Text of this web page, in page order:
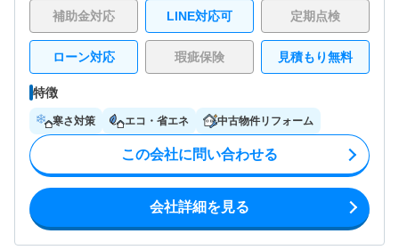
補助金対応 LINE対応可 定期点検
ローン対応 瑕疵保険 見積もり無料
特徴
寒さ対策 エコ・省エネ 中古物件リフォーム
この会社に問い合わせる
会社詳細を見る